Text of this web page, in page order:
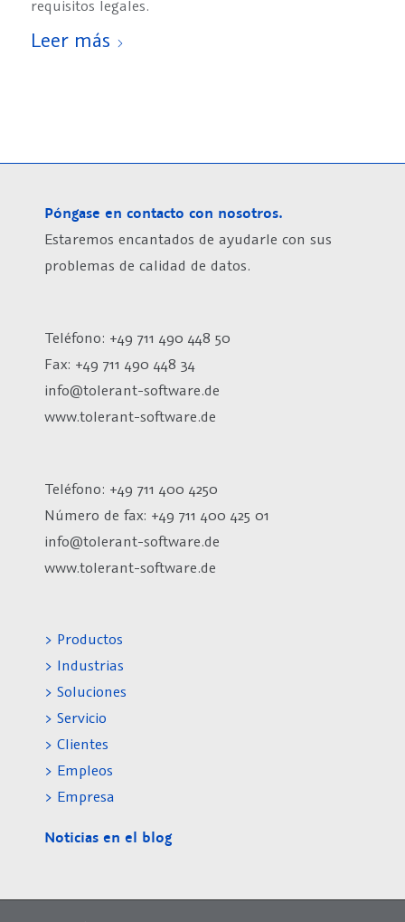
requisitos legales.
Leer más
Póngase en contacto con nosotros.
Estaremos encantados de ayudarle con sus
problemas de calidad de datos.
Teléfono: +49 711 490 448 50
Fax: +49 711 490 448 34
info@tolerant-software.de
www.tolerant-software.de
Teléfono: +49 711 400 4250
Número de fax: +49 711 400 425 01
info@tolerant-software.de
www.tolerant-software.de
> Productos
> Industrias
> Soluciones
> Servicio
> Clientes
> Empleos
> Empresa
Noticias en el blog